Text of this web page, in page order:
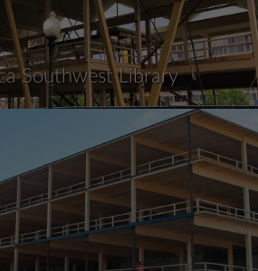
Southwest Library